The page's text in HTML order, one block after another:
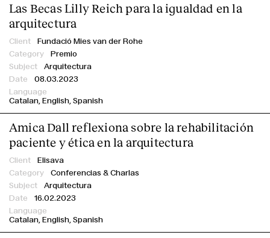
Las Becas Lilly Reich para la igualdad en la
arquitectura
Fundació Mies van der Rohe
Premio
Arquitectura
08.03.2023
Catalan English Spanish
Amica Dall reflexiona sobre la rehabilitación
paciente y ética en la arquitectura
Elisava
Conferencias & Charlas
Arquitectura
16.02.2023
Catalan English Spanish